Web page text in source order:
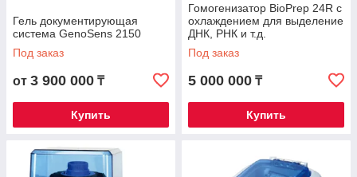
Гель документирующая
система GenoSens 2150
Под заказ
от 3 900 000 ₸
Купить
Гомогенизатор BioPrep 24R с
охлаждением для выделение
ДНК, РНК и т.д.
Под заказ
5 000 000 ₸
Купить